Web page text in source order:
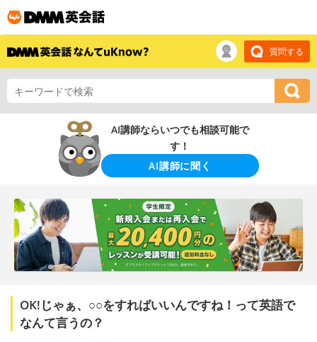
質問する
AI講師ならいつでも相談可能で
す！
AI講師に聞く
OK!じゃぁ、○○をすればいいんですね！って英語で
なんて言うの？